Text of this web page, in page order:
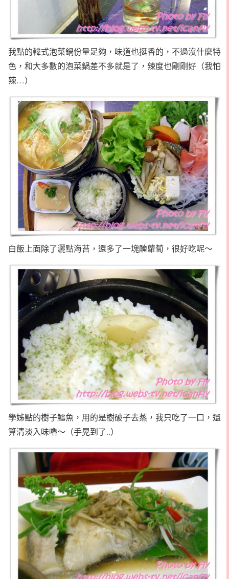
我點的韓式泡菜鍋份量足夠，味道也挺香的，不過沒什麼特
色，和大多數的泡菜鍋差不多就是了，辣度也剛剛好（我怕
辣…）
白飯上面除了灑點海苔，還多了一塊醃蘿蔔，很好吃呢～
學姊點的樹子鱈魚，用的是樹破子去蒸，我只吃了一口，還
算清淡入味嚕～（手晃到了..）